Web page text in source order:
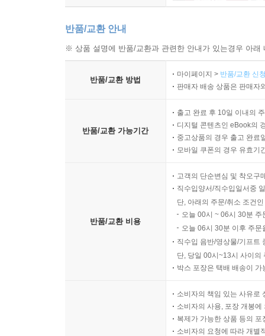
도로 스테이크
야키니쿠 돈부리
뎃카 마키
반품/교환 안내
※ 상품 설명에 반품/교환과 관련한 안내가 있는경우 아
반품/교환 방법
마이페이지 > 반품/교환 신
판매자 배송 상품은 판매자
반품/교환 가능기간
출고 완료 후 10일 이내의
디지털 콘텐츠인 eBook의
중고상품의 경우 출고 완료
모바일 쿠폰의 경우 유효기
반품/교환 비용
고객의 단순변심 및 착오구
직수입양서/직수입일서중
단, 아래의 주문/취소 조건
오늘 00시 ~ 06시 30분
오늘 06시 30분 이후 주
직수입 음반/영상물/기프트
단, 당일 00시~13시 사이의
박스 포장은 택배 배송이
소비자의 책임 있는 사유로
소비자의 사용, 포장 개봉
복제가 가능한 상품 등의
소비자의 요청에 따라 개별